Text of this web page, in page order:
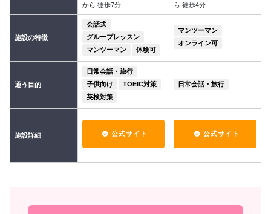
から 徒歩7分
ら 徒歩4分
施設の特徴
会話式
グループレッスン
マンツーマン
体験可
マンツーマン
オンライン可
通う目的
日常会話・旅行
子供向け
TOEIC対策
英検対策
日常会話・旅行
施設詳細 公式サイト 公式サイト